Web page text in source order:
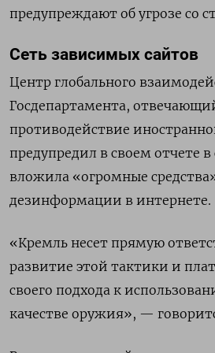
предупреждают об угрозе со
Сеть зависимых сайтов
Центр глобального
Госдепартамента,
противодействие
предупредил в своем отчете в
вложила «огромные
дезинформации в интернете.
«Кремль несет прямую
развитие этой тактики и
своего подхода к
качестве оружия», —